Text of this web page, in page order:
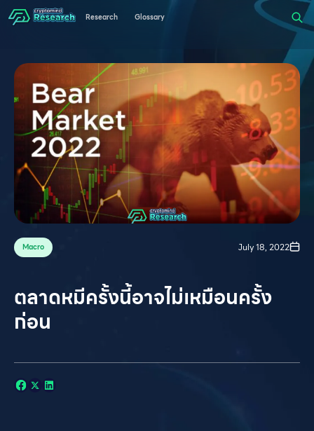
Research Glossary
Macro July 18, 2022
ตลาดหมีครั้งนี้อาจไม่เหมือนครั้ง
ก่อน